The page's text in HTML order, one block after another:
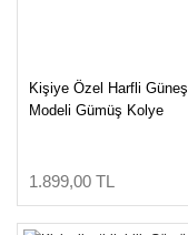
Kişiye Özel Harfli Güneş
Modeli Gümüş Kolye
1.899,00 TL